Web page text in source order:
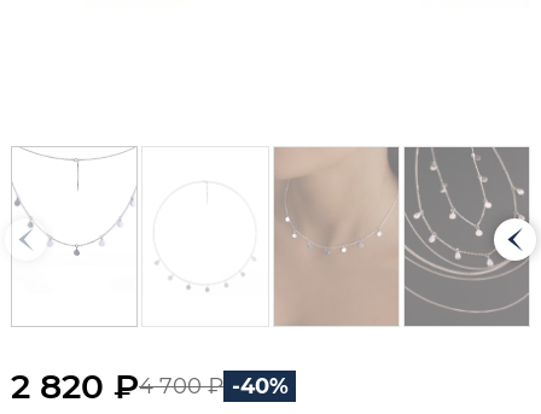
2 820 ₽4 700 ₽ -40%